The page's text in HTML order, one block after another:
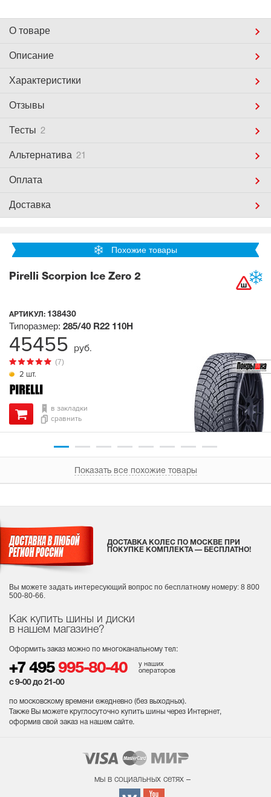
О товаре
Описание
Характеристики
Отзывы
Тесты 2
Альтернатива 21
Оплата
Доставка
Похожие товары
Pirelli Scorpion Ice Zero 2
АРТИКУЛ: 138430
2 шт.
(7)
Типоразмер: 285/40 R22 110H
в закладки
сравнить
45455 руб.
Показать все похожие товары
Как купить шины и диски
в нашем магазине?
Оформить заказ можно по многоканальному тел:
+7 495 995-80-40
у наших
операторов
с 9-00 до 21-00
по московскому времени ежедневно (без выходных).
Также Вы можете круглосуточно купить шины через Интернет,
оформив свой заказ на нашем сайте.
ДОСТАВКА КОЛЕС ПО МОСКВЕ ПРИ
ПОКУПКЕ КОМПЛЕКТА — БЕСПЛАТНО!
Вы можете задать интересующий вопрос по бесплатному номеру: 8 800
500-80-66.
мы в социальных сетях –